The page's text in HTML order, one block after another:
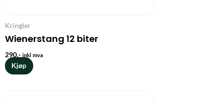
Kringler
Wienerstang 12 biter
290,- inkl mva
Kjøp